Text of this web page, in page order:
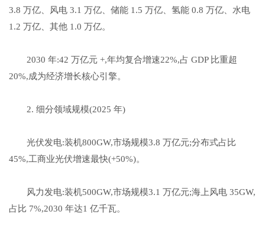
3.8 万亿、风电 3.1 万亿、储能 1.5 万亿、氢能 0.8 万亿、水电
1.2 万亿、其他 1.0 万亿。
2030 年:42 万亿元 +,年均复合增速22%,占 GDP 比重超
20%,成为经济增长核心引擎。
2. 细分领域规模(2025 年)
光伏发电:装机800GW,市场规模3.8 万亿元;分布式占比
45%,工商业光伏增速最快(+50%)。
风力发电:装机500GW,市场规模3.1 万亿元;海上风电 35GW,
占比 7%,2030 年达1 亿千瓦。